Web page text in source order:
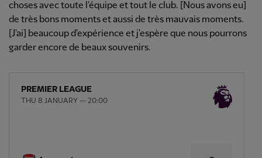
choses avec toute l'équipe et tout le club. [Nous avons eu]
de très bons moments et aussi de très mauvais moments.
[J'ai] beaucoup d'expérience et j'espère que nous pourrons
garder encore de beaux souvenirs.
PREMIER LEAGUE
THU 8 JANUARY — 20:00